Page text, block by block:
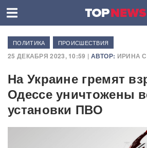
ПОЛИТИКА ПРОИСШЕСТВИЯ
25 ДЕКАБРЯ 2023, 10:59 | АВТОР: ИРИНА
На Украине гремят
Одессе уничтожены
установки ПВО